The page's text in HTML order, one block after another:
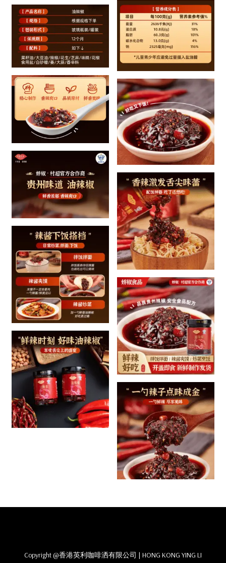
Copyright @香港英利咖啡洒有限公司 | HONG KONG YING LI